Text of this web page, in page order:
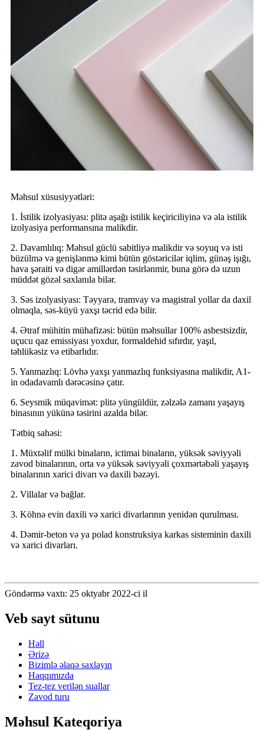
Məhsul xüsusiyyətləri:
1. İstilik izolyasiyası: plitə aşağı istilik keçiriciliyinə və əla istilik
izolyasiya performansına malikdir.
2. Davamlılıq: Məhsul güclü sabitliyə malikdir və soyuq və isti
büzülmə və genişlənmə kimi bütün göstəricilər iqlim, günəş işığı,
hava şəraiti və digər amillərdən təsirlənmir, buna görə də uzun
müddət gözəl saxlanıla bilər.
3. Səs izolyasiyası: Təyyarə, tramvay və magistral yollar da daxil
olmaqla, səs-küyü yaxşı təcrid edə bilir.
4. Ətraf mühitin mühafizəsi: bütün məhsullar 100% asbestsizdir,
uçucu qaz emissiyası yoxdur, formaldehid sıfırdır, yaşıl,
təhlükəsiz və etibarlıdır.
5. Yanmazlıq: Lövhə yaxşı yanmazlıq funksiyasına malikdir, A1-
in odadavamlı dərəcəsinə çatır.
6. Seysmik müqavimət: plitə yüngüldür, zəlzələ zamanı yaşayış
binasının yükünə təsirini azalda bilər.
Tətbiq sahəsi:
1. Müxtəlif mülki binaların, ictimai binaların, yüksək səviyyəli
zavod binalarının, orta və yüksək səviyyəli çoxmərtəbəli yaşayış
binalarının xarici divarı və daxili bəzəyi.
2. Villalar və bağlar.
3. Köhnə evin daxili və xarici divarlarının yenidən qurulması.
4. Dəmir-beton və ya polad konstruksiya karkas sisteminin daxili
və xarici divarları.
Göndərmə vaxtı: 25 oktyabr 2022-ci il
Veb sayt sütunu
Həll
Ərizə
Bizimlə əlaqə saxlayın
Haqqımızda
Tez-tez verilən suallar
Zavod turu
Məhsul Kateqoriya